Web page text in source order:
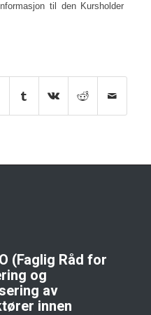
til den Kursholder
(Faglig Råd for
og
av
innen